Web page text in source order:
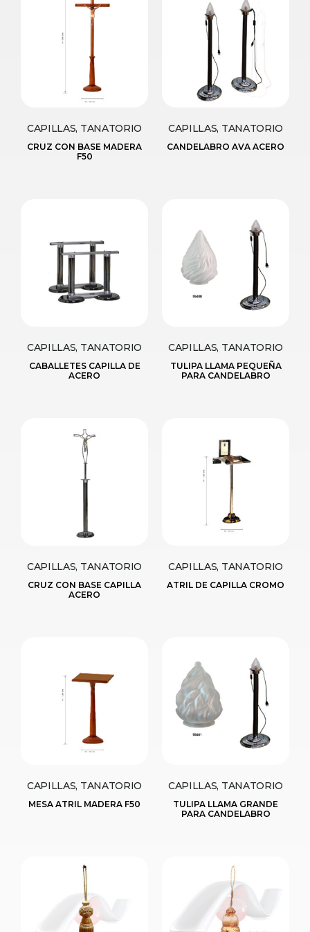
CAPILLAS, TANATORIO
CRUZ CON BASE MADERA
F50
CAPILLAS, TANATORIO
CANDELABRO AVA ACERO
CAPILLAS, TANATORIO
CABALLETES CAPILLA DE
ACERO
CAPILLAS, TANATORIO
TULIPA LLAMA PEQUEÑA
PARA CANDELABRO
CAPILLAS, TANATORIO
CRUZ CON BASE CAPILLA
ACERO
CAPILLAS, TANATORIO
ATRIL DE CAPILLA CROMO
CAPILLAS, TANATORIO
MESA ATRIL MADERA F50
CAPILLAS, TANATORIO
TULIPA LLAMA GRANDE
PARA CANDELABRO